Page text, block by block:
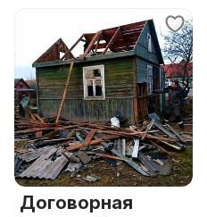
Договорная